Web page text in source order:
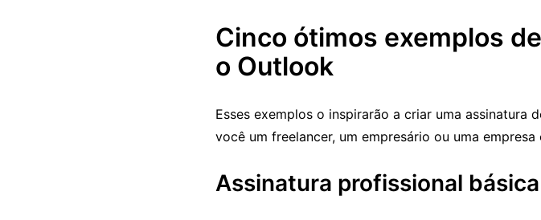
Cinco ótimos exemplos
o Outlook
Esses exemplos o inspirarão a criar uma assinatura
você um freelancer, um empresário ou uma
Assinatura profissional básica